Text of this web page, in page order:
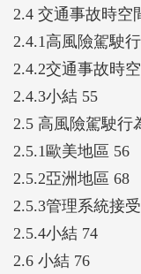
亦納入第二家業
GPS紀錄頻率與
鍵變數。建議業
硬體與增設車內
為促進技術落地
機關意見，提出概
（PoS）、商業驗
步實現AI風險分
市區道路環境的
2.4 交通事故時空
2.4.1高風險駕駛
2.4.2交通事故時
2.4.3小結 55
2.5 高風險駕駛行
2.5.1歐美地區 56
2.5.2亞洲地區 68
2.5.3管理系統接
2.5.4小結 74
2.6 小結 76